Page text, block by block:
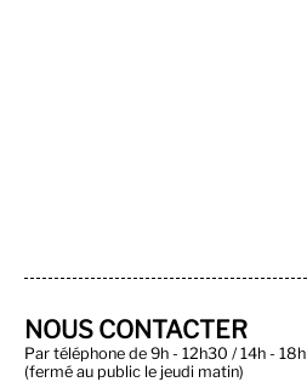
NOUS CONTACTER
Par téléphone de 9h - 12h30 / 14h - 18h
(fermé au public le jeudi matin)